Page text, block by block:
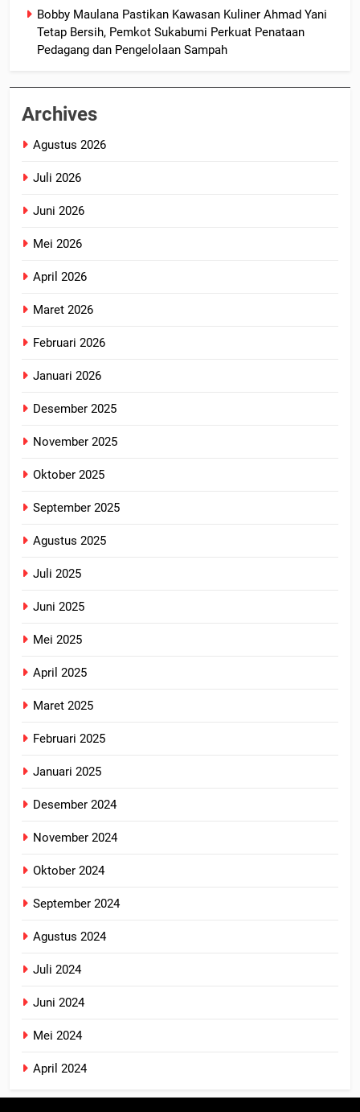
Bobby Maulana Pastikan Kawasan Kuliner Ahmad Yani
Tetap Bersih, Pemkot Sukabumi Perkuat Penataan
Pedagang dan Pengelolaan Sampah
Archives
Agustus 2026
Juli 2026
Juni 2026
Mei 2026
April 2026
Maret 2026
Februari 2026
Januari 2026
Desember 2025
November 2025
Oktober 2025
September 2025
Agustus 2025
Juli 2025
Juni 2025
Mei 2025
April 2025
Maret 2025
Februari 2025
Januari 2025
Desember 2024
November 2024
Oktober 2024
September 2024
Agustus 2024
Juli 2024
Juni 2024
Mei 2024
April 2024